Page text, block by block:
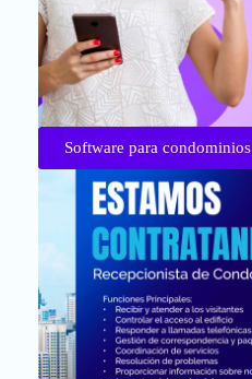
Software para condominios